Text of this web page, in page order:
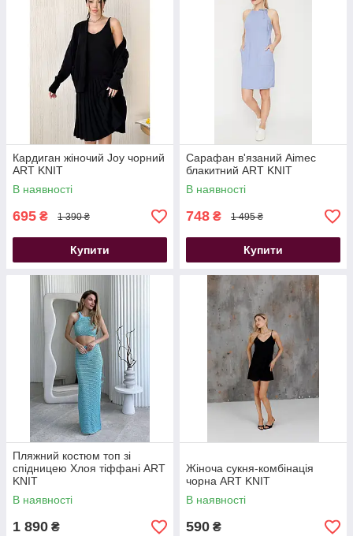
Кардиган жіночий Joy чорний
ART KNIT
В наявності
695 ₴ 1 390 ₴
Купити
Сарафан в'язаний Aimec
блакитний ART KNIT
В наявності
748 ₴ 1 495 ₴
Купити
Пляжний костюм топ зі
спідницею Хлоя тіффані ART
KNIT
В наявності
1 890 ₴
Жіноча сукня-комбінація
чорна ART KNIT
В наявності
590 ₴